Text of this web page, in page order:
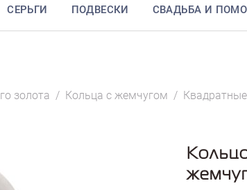
СЕРЬГИ ПОДВЕСКИ СВАДЬБА И
золота / Кольца с жемчугом /